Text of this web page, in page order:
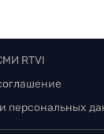
RTVI
персональных